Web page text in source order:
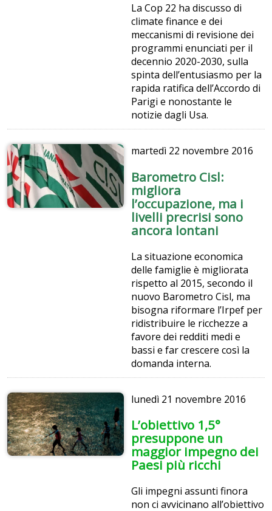
La Cop 22 ha discusso di
climate finance e dei
meccanismi di revisione dei
programmi enunciati per il
decennio 2020-2030, sulla
spinta dell’entusiasmo per la
rapida ratifica dell’Accordo di
Parigi e nonostante le
notizie dagli Usa.
martedì 22 novembre 2016
Barometro Cisl:
migliora
l’occupazione, ma i
livelli precrisi sono
ancora lontani
La situazione economica
delle famiglie è migliorata
rispetto al 2015, secondo il
nuovo Barometro Cisl, ma
bisogna riformare l’Irpef per
ridistribuire le ricchezze a
favore dei redditi medi e
bassi e far crescere così la
domanda interna.
lunedì 21 novembre 2016
L’obiettivo 1,5°
presuppone un
maggior impegno dei
Paesi più ricchi
Gli impegni assunti finora
non ci avvicinano all’obiettivo